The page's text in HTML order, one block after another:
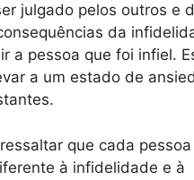
julgado pelos outros e
da
a pessoa que foi infiel.
a um estado de
que cada
à infidelidade e à